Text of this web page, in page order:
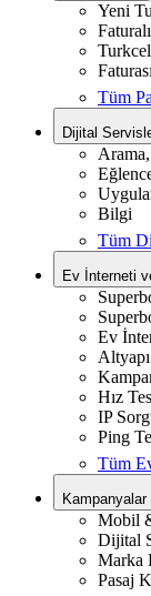
Yeni
Tüm
Dijital
Bilgi
Tüm
Ev İnterneti
Ev
Hız
IP
Ping
Tüm
Kampanyalar
Mobil
Dijital
Marka
Pasaj